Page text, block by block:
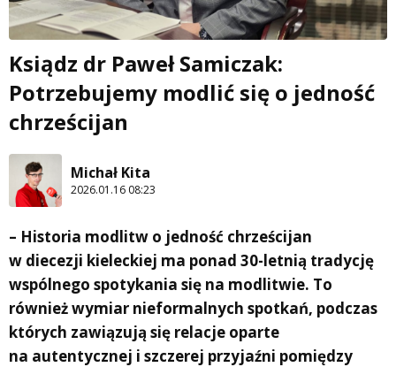
Ksiądz dr Paweł Samiczak:
Potrzebujemy modlić się o jedność
chrześcijan
Michał Kita
2026.01.16 08:23
– Historia modlitw o jedność chrześcijan
w diecezji kieleckiej ma ponad 30-letnią tradycję
wspólnego spotykania się na modlitwie. To
również wymiar nieformalnych spotkań, podczas
których zawiązują się relacje oparte
na autentycznej i szczerej przyjaźni pomiędzy